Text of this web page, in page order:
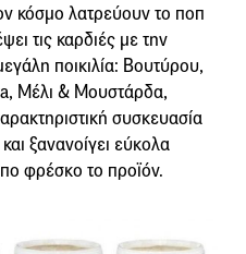
κόσμο λατρεύουν το ποπ
τις καρδιές με την
ποικιλία: Βουτύρου,
Μέλι & Μουστάρδα,
συσκευασία
ξανανοίγει εύκολα
φρέσκο το προϊόν.